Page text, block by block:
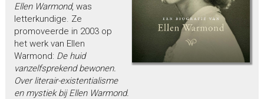
Ellen Warmond, was
letterkundige. Ze
promoveerde in 2003 op
het werk van Ellen
Warmond: De huid
vanzelfsprekend bewonen.
Over literair-existentialisme
en mystiek bij Ellen Warmond.